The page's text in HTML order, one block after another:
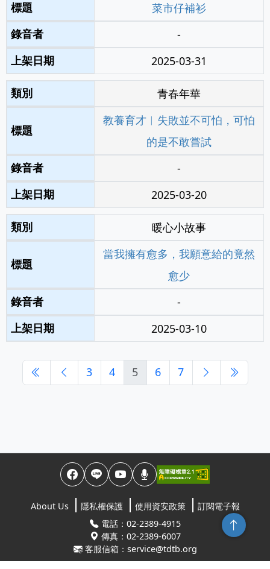
菜市仔補衫
-
2025-03-31
青春年華
教養育才︱失敗並不可怕，可怕
的是不敢嘗試
-
2025-03-20
暖心小故事
當我擁有愈多，我願意給的竟然
愈少
-
2025-03-10
3 4 5 6 7
About Us 隱私權保護 使用資安政策
訂閱電子報
電話：02-2389-4915
傳真：02-2389-6007
客服信箱：service@tdtb.org
地址：10845台北市萬華區康定路64號5樓